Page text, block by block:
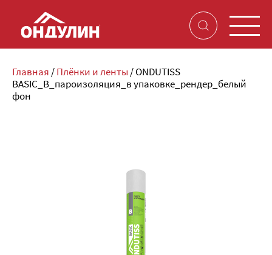
Главная / Плёнки и ленты / ONDUTISS
BASIC_B_пароизоляция_в упаковке_рендер_белый
фон